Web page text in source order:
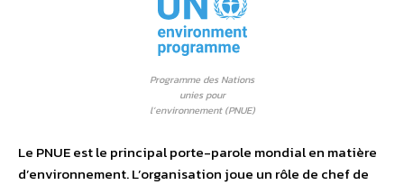
Programme des Nations
unies pour
l’environnement (PNUE)
Le PNUE est le principal porte-parole mondial en matière
d’environnement. L’organisation joue un rôle de chef de